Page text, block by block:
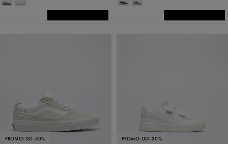
PROMO: DO -30% PROMO: DO -30%